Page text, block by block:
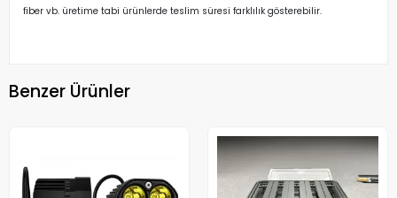
fiber vb. üretime tabi ürünlerde teslim süresi farklılık gösterebilir.
Benzer Ürünler